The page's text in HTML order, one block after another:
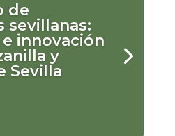
de
sevillanas:
innovación
y
Sevilla